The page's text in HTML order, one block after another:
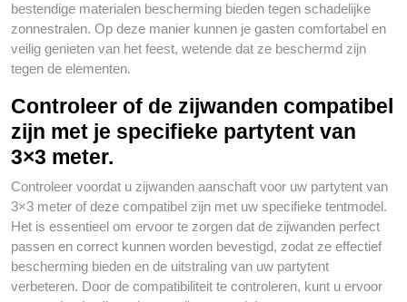
bestendige materialen bescherming bieden tegen schadelijke
zonnestralen. Op deze manier kunnen je gasten comfortabel en
veilig genieten van het feest, wetende dat ze beschermd zijn
tegen de elementen.
Controleer of de zijwanden compatibel
zijn met je specifieke partytent van
3×3 meter.
Controleer voordat u zijwanden aanschaft voor uw partytent van
3×3 meter of deze compatibel zijn met uw specifieke tentmodel.
Het is essentieel om ervoor te zorgen dat de zijwanden perfect
passen en correct kunnen worden bevestigd, zodat ze effectief
bescherming bieden en de uitstraling van uw partytent
verbeteren. Door de compatibiliteit te controleren, kunt u ervoor